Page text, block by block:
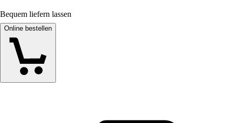
Bequem liefern lassen
Online bestellen